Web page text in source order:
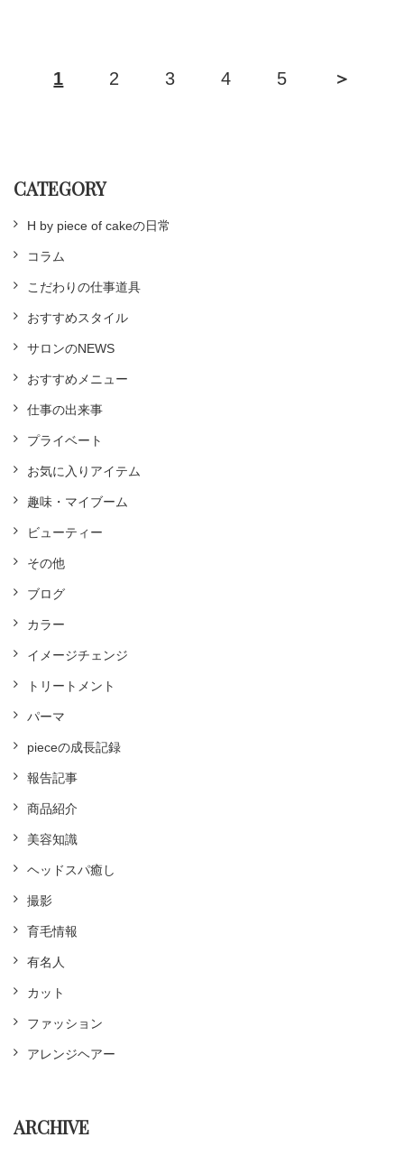
1 2 3 4 5 ＞
CATEGORY
H by piece of cakeの日常
コラム
こだわりの仕事道具
おすすめスタイル
サロンのNEWS
おすすめメニュー
仕事の出来事
プライベート
お気に入りアイテム
趣味・マイブーム
ビューティー
その他
ブログ
カラー
イメージチェンジ
トリートメント
パーマ
pieceの成長記録
報告記事
商品紹介
美容知識
ヘッドスパ癒し
撮影
育毛情報
有名人
カット
ファッション
アレンジヘアー
ARCHIVE